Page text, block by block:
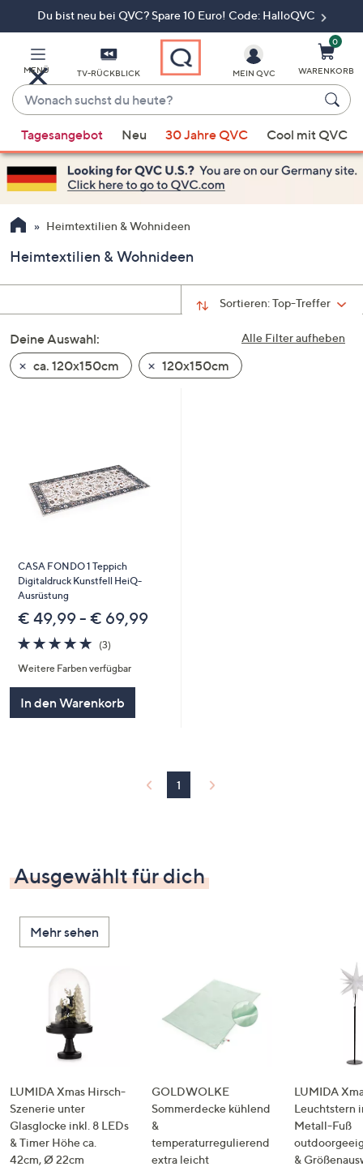
Du bist neu bei QVC? Spare 10 Euro! Code: HalloQVC
MENÜ TV-RÜCKBLICK
Wonach
suchst
du
heute?
Vorschläge
verfügbar
sind,
verwenden
Sie
Pfeiltasten
nach
und
nach
unten
oder
Geräten
nach
um
diese
anzuzeigen.
MEIN QVC
0
WARENKORB
Tagesangebot Neu 30 Jahre QVC Cool mit QVC
Heimtextilien & Wohnideen
Heimtextilien & Wohnideen
Sortieren:Top-Treffer
Alle Filter aufheben
Deine Auswahl:
ca. 120x150cm
120x150cm
CASA FONDO 1 Teppich
Digitaldruck Kunstfell HeiQ-
Ausrüstung
€ 49,99 - € 69,99
5.0
von
5
(3)3
Weitere Farben verfügbar
In den Warenkorb
1
Ausgewählt für dich
Mehr sehen
LUMIDA Xmas Hirsch-
Szenerie unter
Glasglocke inkl. 8 LEDs
& Timer Höhe ca.
42cm, Ø 22cm
GOLDWOLKE
Sommerdecke kühlend
&
temperaturregulierend
extra leicht
LUMIDA
Leuchtstern
Metall-Fuß
&